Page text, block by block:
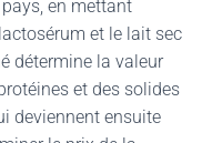
en mettant
et le lait sec
détermine la valeur
et des solides
deviennent ensuite